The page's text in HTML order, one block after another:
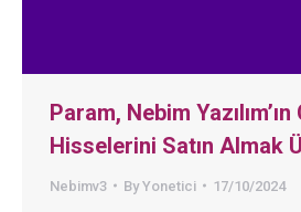
Param, Nebim
Hisselerini Satın Almak
Nebimv3 ByYonetici 17/10/2024